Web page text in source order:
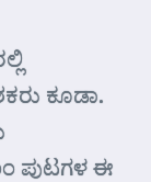
ಕೂಡಾ.
ಪುಟಗಳ ಈ